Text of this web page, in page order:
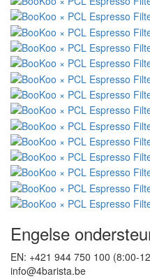
Engelse
EN: +421 944 750 100 (8:00-
info@4barista.be